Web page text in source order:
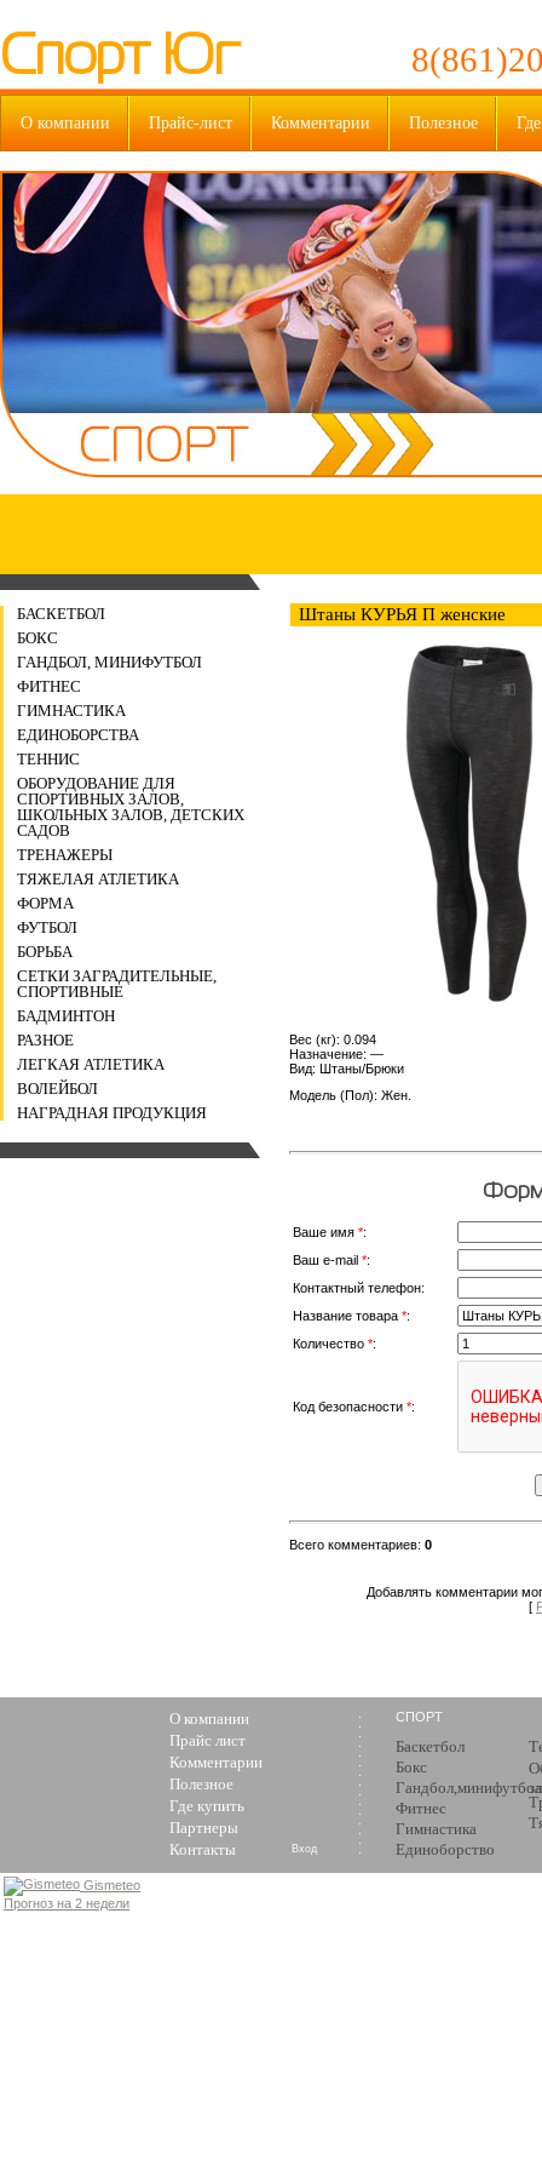
Спорт Юг
О компании Прайс-лист Комментарии Полезное
БАСКЕТБОЛ
БОКС
ГАНДБОЛ, МИНИФУТБОЛ
ФИТНЕС
ГИМНАСТИКА
ЕДИНОБОРСТВА
ТЕННИС
ОБОРУДОВАНИЕ ДЛЯ
СПОРТИВНЫХ ЗАЛОВ,
ШКОЛЬНЫХ ЗАЛОВ, ДЕТСКИХ
САДОВ
ТРЕНАЖЕРЫ
ТЯЖЕЛАЯ АТЛЕТИКА
ФОРМА
ФУТБОЛ
БОРЬБА
СЕТКИ ЗАГРАДИТЕЛЬНЫЕ,
СПОРТИВНЫЕ
БАДМИНТОН
РАЗНОЕ
ЛЕГКАЯ АТЛЕТИКА
ВОЛЕЙБОЛ
НАГРАДНАЯ ПРОДУКЦИЯ
Штаны КУРЬЯ П женские
Вес (кг): 0.094
Назначение: —
Вид: Штаны/Брюки
Модель (Пол): Жен.
Ваше имя *:
Ваш e-mail *:
Контактный телефон:
Название товара *:
Количество *:
Код безопасности *:
Всего комментариев: 0
Добавлять комментарии
[
О компании
Прайс лист
Комментарии
Полезное
Где купить
Партнеры
Контакты
СПОРТ
Баскетбол
Бокс
Гандбол,минифутбол
Фитнес
Гимнастика
Единоборство
Вход
Gismeteo
Прогноз на 2 недели